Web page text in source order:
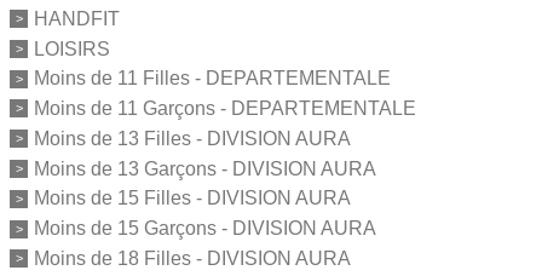
HANDFIT
LOISIRS
Moins de 11 Filles - DEPARTEMENTALE
Moins de 11 Garçons - DEPARTEMENTALE
Moins de 13 Filles - DIVISION AURA
Moins de 13 Garçons - DIVISION AURA
Moins de 15 Filles - DIVISION AURA
Moins de 15 Garçons - DIVISION AURA
Moins de 18 Filles - DIVISION AURA